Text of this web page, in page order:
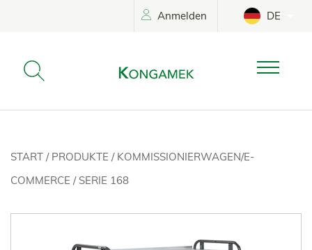
Anmelden DE
START / PRODUKTE / KOMMISSIONIERWAGEN/E-
COMMERCE / SERIE 168